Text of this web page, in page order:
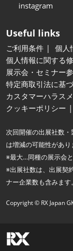
instagram
Useful links
ご利用条件
個人
個人情報に関する
展示会・セミナー
特定商取引法に基
カスタマーハラス
クッキーポリシー
次回開催の出展社数
は増減の可能性があり
※最大…同種の展示会
※出展社数は、出展契
ナー企業数も含みます。
Copyright © RX Japan